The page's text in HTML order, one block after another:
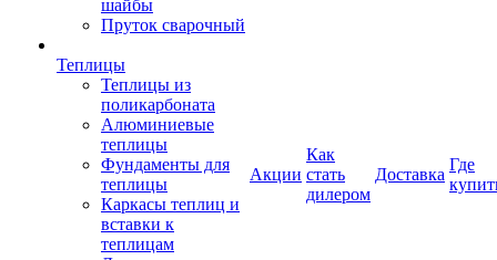
шайбы
Пруток сварочный
Теплицы
Теплицы из
поликарбоната
Алюминиевые
теплицы
Фундаменты для
теплицы
Каркасы теплиц и
вставки к
теплицам
Акции
Как
стать
дилером
Доставка
Где